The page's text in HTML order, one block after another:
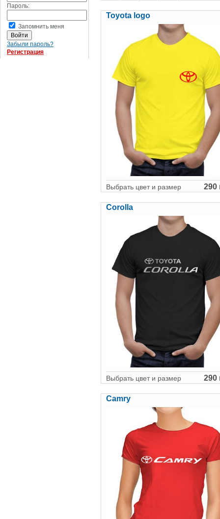
Пароль:
Запомнить меня
Забыли пароль?
Регистрация
Toyota logo
Выбрать цвет и размер 290
Corolla
Выбрать цвет и размер 290
Camry